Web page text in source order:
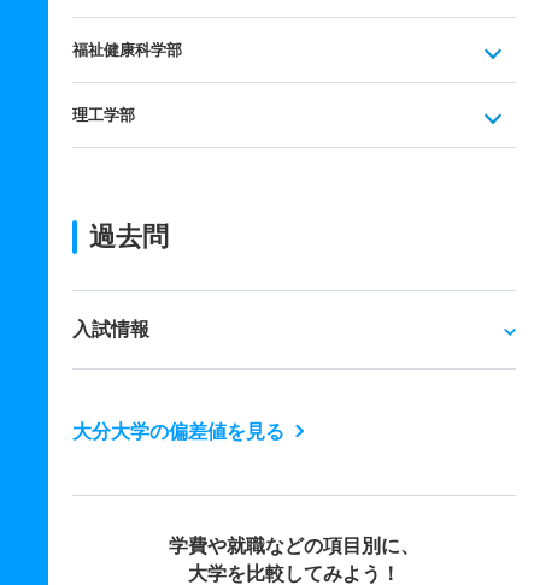
福祉健康科学部
理工学部
過去問
入試情報
大分大学の偏差値を見る
学費や就職などの項目別に、
大学を比較してみよう！